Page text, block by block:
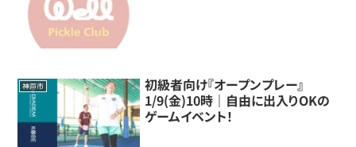
神戸市
初級者向け『オープンプレー』
1/9(金)10時｜自由に出入りOKの
ゲームイベント！